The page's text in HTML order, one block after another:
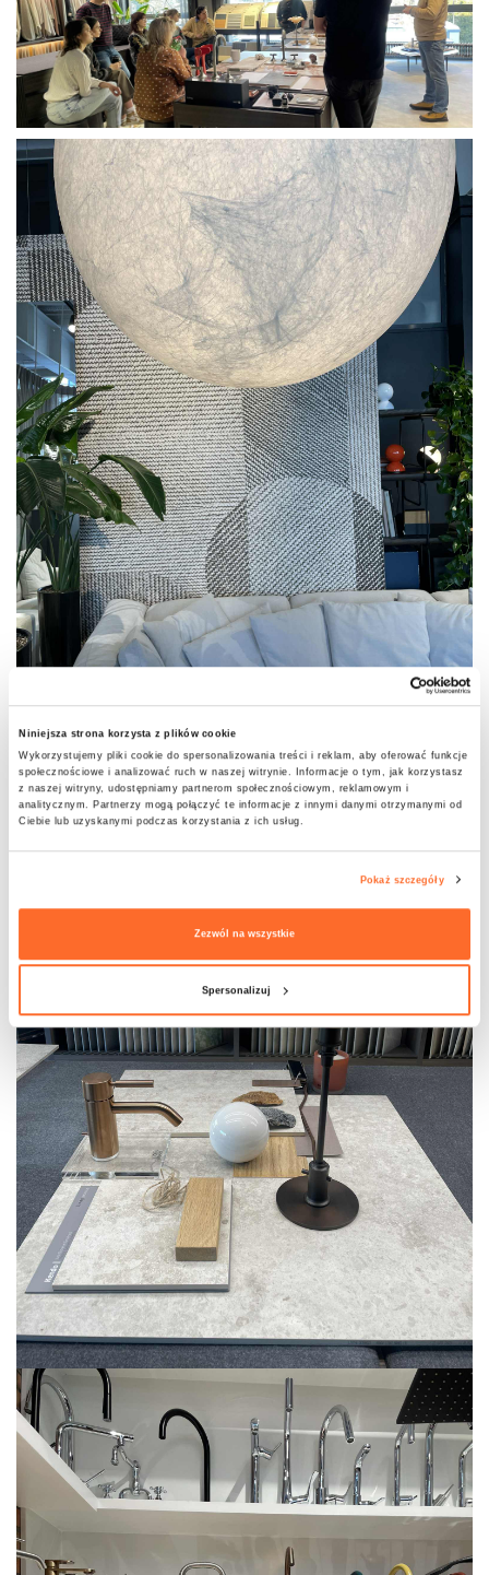
Niniejsza strona korzysta z plików cookie
Wykorzystujemy pliki cookie do spersonalizowania treści i reklam, aby oferować funkcje
społecznościowe i analizować ruch w naszej witrynie. Informacje o tym, jak korzystasz
z naszej witryny, udostępniamy partnerom społecznościowym, reklamowym i
analitycznym. Partnerzy mogą połączyć te informacje z innymi danymi otrzymanymi od
Ciebie lub uzyskanymi podczas korzystania z ich usług.
Pokaż szczegóły
Zezwól na wszystkie
Spersonalizuj